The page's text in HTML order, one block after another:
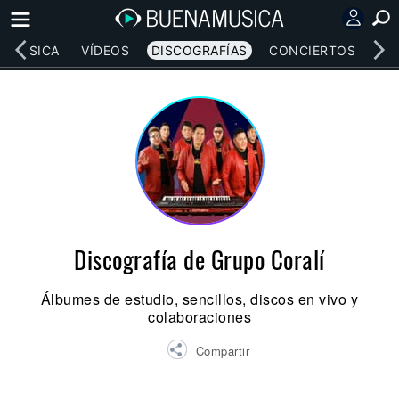
MÚSICA VÍDEOS DISCOGRAFÍAS CONCIERTOS
Discografía de Grupo Coralí
Álbumes de estudio, sencillos, discos en vivo y
colaboraciones
Compartir